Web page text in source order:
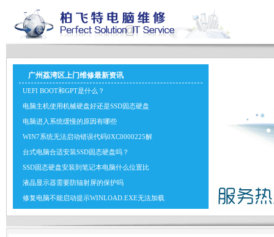
广州荔湾区上门维修最新资讯
UEFI BOOT和GPT是什么？
电脑主机使用机械硬盘好还是SSD固态硬盘
电脑进入系统缓慢的原因有哪些
WIN7系统无法启动错误代码0XC0000225解
台式电脑合适安装SSD固态硬盘吗？
SSD固态硬盘安装到笔记本电脑什么位置比
液晶显示器需要防辐射屏的保护吗
修复电脑不能启动提示WINLOAD.EXE无法加载